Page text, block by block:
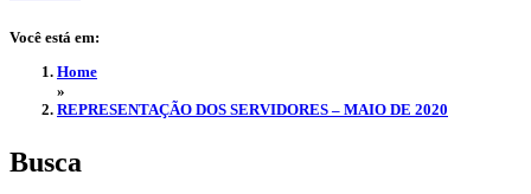
Você está em:
Home
»
REPRESENTAÇÃO DOS SERVIDORES – MAIO DE 2020
Busca